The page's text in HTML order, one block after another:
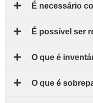
É necessário
É possível ser
O que é
O que é